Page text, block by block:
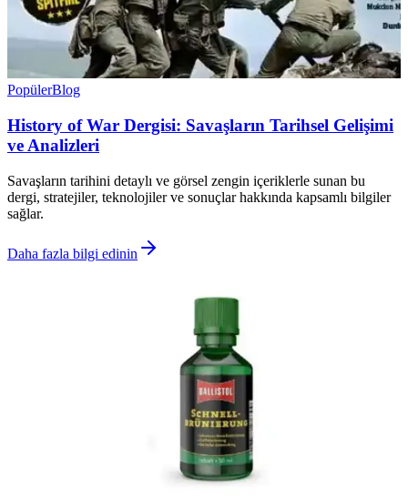
PopülerBlog
History of War Dergisi: Savaşların Tarihsel Gelişimi
ve Analizleri
Savaşların tarihini detaylı ve görsel zengin içeriklerle sunan bu
dergi, stratejiler, teknolojiler ve sonuçlar hakkında kapsamlı bilgiler
sağlar.
Daha fazla bilgi edinin